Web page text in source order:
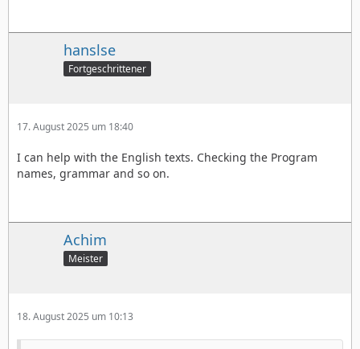
hanslse
Fortgeschrittener
17. August 2025 um 18:40
I can help with the English texts. Checking the Program
names, grammar and so on.
Achim
Meister
18. August 2025 um 10:13